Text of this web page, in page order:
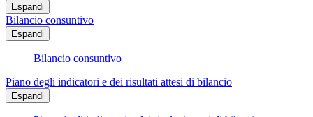
Espandi
Bilancio consuntivo
Espandi
Bilancio consuntivo
Piano degli indicatori e dei risultati attesi di bilancio
Espandi